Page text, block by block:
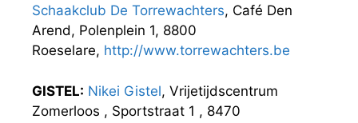
Schaakclub De Torrewachters, Café Den
Arend, Polenplein 1, 8800
Roeselare, http://www.torrewachters.be
GISTEL: Nikei Gistel, Vrijetijdscentrum
Zomerloos , Sportstraat 1 , 8470